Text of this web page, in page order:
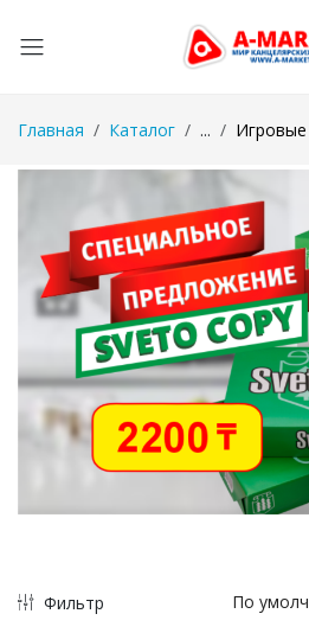
Главная Каталог ...
Фильтр По